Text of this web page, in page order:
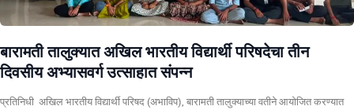
बारामती तालुक्यात अखिल भारतीय विद्यार्थी परिषदेचा तीन
दिवसीय अभ्यासवर्ग उत्साहात संपन्न
प्रतिनिधी अखिल भारतीय विद्यार्थी परिषद (अभाविप), बारामती तालुक्याच्या वतीने आयोजित करण्यात